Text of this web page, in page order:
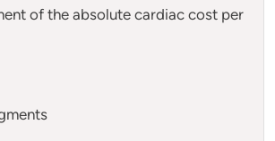
of the absolute cardiac cost per